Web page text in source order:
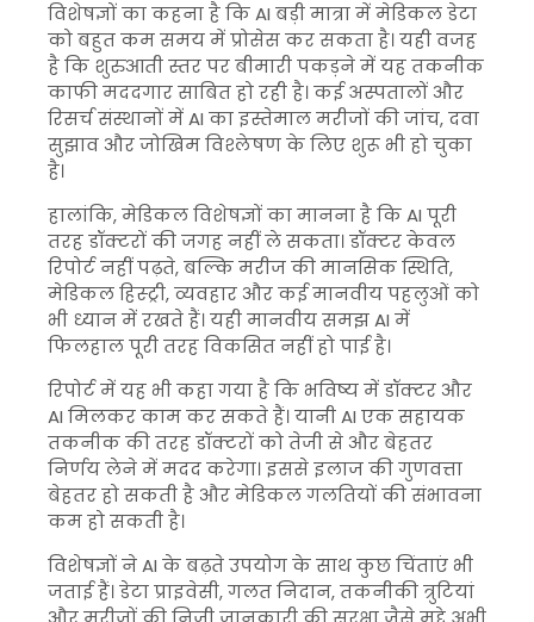
विशेषज्ञों का कहना है कि AI बड़ी मात्रा में मेडिकल डेटा
को बहुत कम समय में प्रोसेस कर सकता है। यही वजह
है कि शुरुआती स्तर पर बीमारी पकड़ने में यह तकनीक
काफी मददगार साबित हो रही है। कई अस्पतालों और
रिसर्च संस्थानों में AI का इस्तेमाल मरीजों की जांच, दवा
सुझाव और जोखिम विश्लेषण के लिए शुरू भी हो चुका
है।
हालांकि, मेडिकल विशेषज्ञों का मानना है कि AI पूरी
तरह डॉक्टरों की जगह नहीं ले सकता। डॉक्टर केवल
रिपोर्ट नहीं पढ़ते, बल्कि मरीज की मानसिक स्थिति,
मेडिकल हिस्ट्री, व्यवहार और कई मानवीय पहलुओं को
भी ध्यान में रखते हैं। यही मानवीय समझ AI में
फिलहाल पूरी तरह विकसित नहीं हो पाई है।
रिपोर्ट में यह भी कहा गया है कि भविष्य में डॉक्टर और
AI मिलकर काम कर सकते हैं। यानी AI एक सहायक
तकनीक की तरह डॉक्टरों को तेजी से और बेहतर
निर्णय लेने में मदद करेगा। इससे इलाज की गुणवत्ता
बेहतर हो सकती है और मेडिकल गलतियों की संभावना
कम हो सकती है।
विशेषज्ञों ने AI के बढ़ते उपयोग के साथ कुछ चिंताएं भी
जताई हैं। डेटा प्राइवेसी, गलत निदान, तकनीकी त्रुटियां